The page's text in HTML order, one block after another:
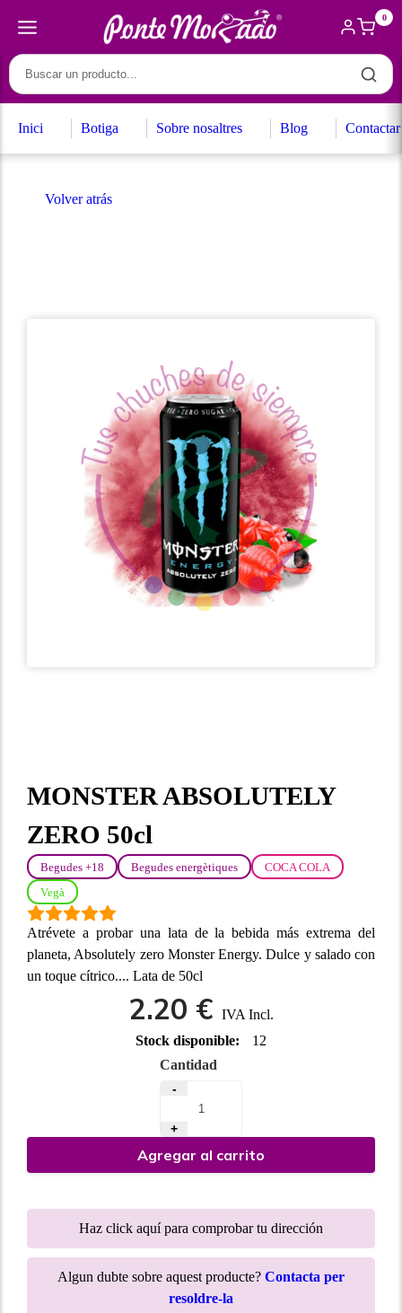
0
Inici Botiga Sobre nosaltres Blog Contactar
Volver atrás
MONSTER ABSOLUTELY
ZERO 50cl
Begudes +18 Begudes energètiques
COCA COLA
Vegà
Atrévete a probar una lata de la bebida más extrema del
planeta, Absolutely zero Monster Energy. Dulce y salado con
un toque cítrico.... Lata de 50cl
2.20 € IVA Incl.
Stock disponible:
12
Cantidad
-
+
Agregar al carrito
Haz click aquí para comprobar tu dirección
Algun dubte sobre aquest producte? Contacta per
resoldre-la